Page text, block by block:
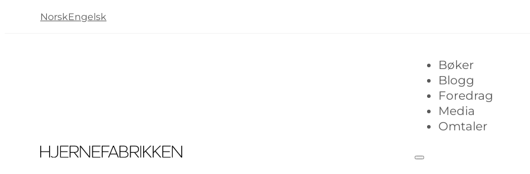
NorskEngelsk
Bøker
Blogg
Foredrag
Media
Omtaler